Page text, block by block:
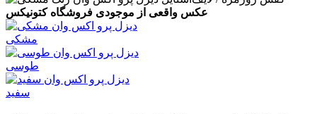
عکس واقعی از موجودی فروشگاه کتونیکس
مشکی
طوسی
سفید